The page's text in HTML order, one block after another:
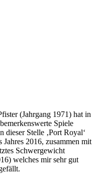
(Jahrgang 1971) hat in
Spiele
Stelle ‚Port Royal‘
Jahres 2016, zusammen mit
Schwergewicht
welches mir sehr gut